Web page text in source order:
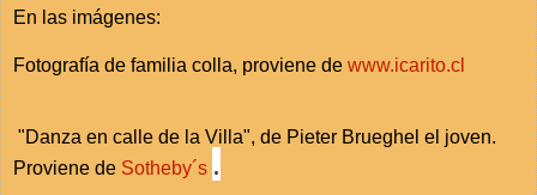
En las imágenes:
Fotografía de familia colla, proviene de www.icarito.cl
"Danza en calle de la Villa", de Pieter Brueghel el joven.
Proviene de Sotheby´s .